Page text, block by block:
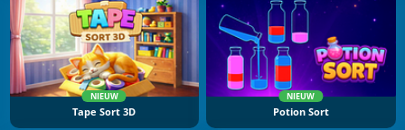
NIEUW
Tape Sort 3D
NIEUW
Potion Sort